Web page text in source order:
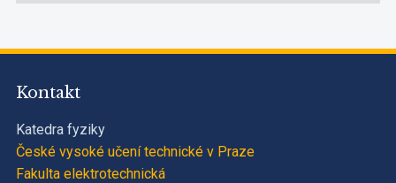
Kontakt
Katedra fyziky
České vysoké učení technické v Praze
Fakulta elektrotechnická